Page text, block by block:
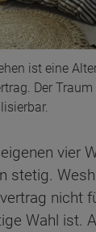
ist eine
Der
vier
stetig.
nicht
Wahl ist.